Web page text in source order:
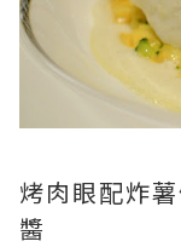
烤肉眼配炸
醬